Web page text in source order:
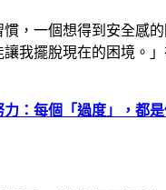
，一個想得到安全感
我擺脫現在的困境。
力：每個「過度」，都